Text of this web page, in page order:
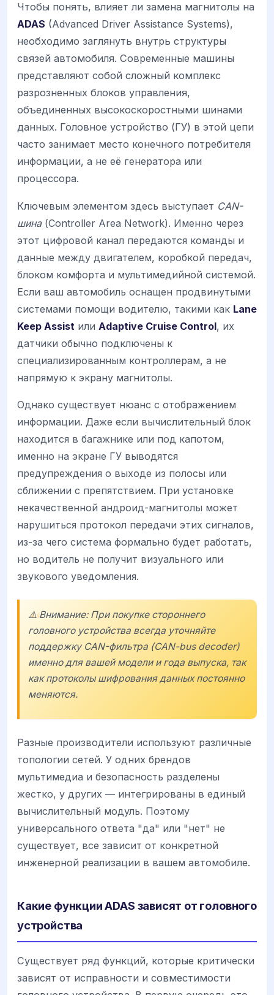
Чтобы понять, влияет ли замена магнитолы на
ADAS (Advanced Driver Assistance Systems),
необходимо заглянуть внутрь структуры
связей автомобиля. Современные машины
представляют собой сложный комплекс
разрозненных блоков управления,
объединенных высокоскоростными шинами
данных. Головное устройство (ГУ) в этой цепи
часто занимает место конечного потребителя
информации, а не её генератора или
процессора.
Ключевым элементом здесь выступает CAN-
шина(Controller Area Network). Именно через
этот цифровой канал передаются команды и
данные между двигателем, коробкой передач,
блоком комфорта и мультимедийной системой.
Если ваш автомобиль оснащен продвинутыми
системами помощи водителю, такими как Lane
Keep Assist или Adaptive Cruise Control, их
датчики обычно подключены к
специализированным контроллерам, а не
напрямую к экрану магнитолы.
Однако существует нюанс с отображением
информации. Даже если вычислительный блок
находится в багажнике или под капотом,
именно на экране ГУ выводятся
предупреждения о выходе из полосы или
сближении с препятствием. При установке
некачественной андроид-магнитолы может
нарушиться протокол передачи этих сигналов,
из-за чего система формально будет работать,
но водитель не получит визуального или
звукового уведомления.
⚠️ Внимание: При покупке стороннего
головного устройства всегда уточняйте
поддержку CAN-фильтра (CAN-bus decoder)
именно для вашей модели и года выпуска, так
как протоколы шифрования данных постоянно
меняются.
Разные производители используют различные
топологии сетей. У одних брендов
мультимедиа и безопасность разделены
жестко, у других — интегрированы в единый
вычислительный модуль. Поэтому
универсального ответа "да" или "нет" не
существует, все зависит от конкретной
инженерной реализации в вашем автомобиле.
Какие функции ADAS зависят от головного
устройства
Существует ряд функций, которые критически
зависят от исправности и совместимости